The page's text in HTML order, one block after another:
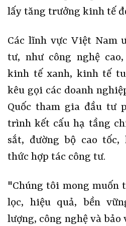
lấy tăng trưởng kinh tế
Các lĩnh vực Việt Nam
tư, như công nghệ
kinh tế xanh, kinh tế
kêu gọi các doanh
Quốc tham gia đầu tư
trình kết cấu hạ tầng
sắt, đường bộ cao tốc,
thức hợp tác công tư.
"Chúng tôi mong muốn
lọc, hiệu quả, bền
lượng, công nghệ và